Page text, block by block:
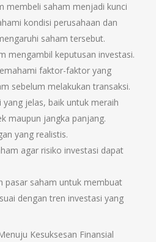
membeli saham menjadi kunci
kondisi perusahaan dan
saham tersebut.
mengambil keputusan investasi.
faktor-faktor yang
sebelum melakukan transaksi.
jelas, baik untuk meraih
maupun jangka panjang.
yang realistis.
agar risiko investasi dapat
pasar saham untuk membuat
dengan tren investasi yang
Kesuksesan Finansial